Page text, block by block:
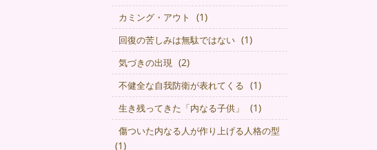
カミング・アウト (1)
回復の苦しみは無駄ではない (1)
気づきの出現 (2)
不健全な自我防衛が表れてくる (1)
生き残ってきた「内なる子供」 (1)
傷ついた内なる人が作り上げる人格の型
(1)